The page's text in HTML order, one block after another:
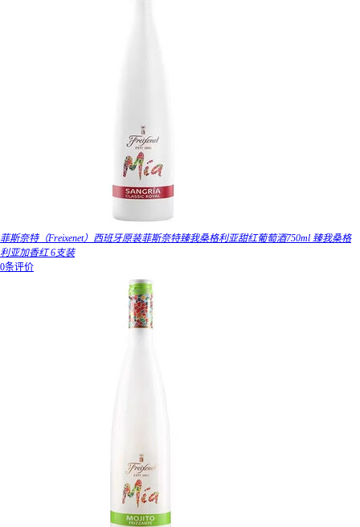
菲斯奈特（Freixenet）西班牙原装菲斯奈特臻我桑格利亚甜红葡萄酒750ml 臻我桑格
利亚加香红 6支装
0条评价